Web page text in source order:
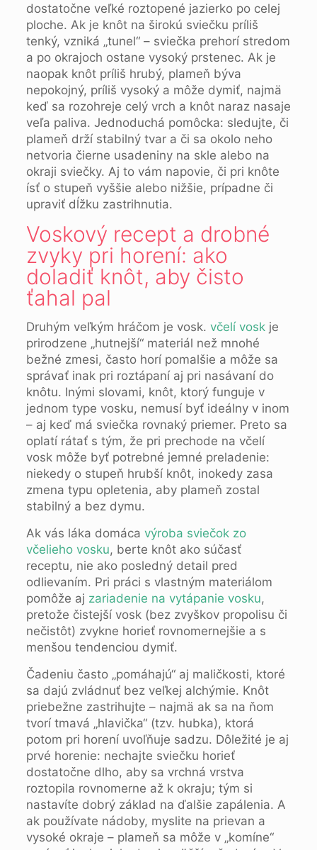
dostatočne veľké roztopené jazierko po celej
ploche. Ak je knôt na širokú sviečku príliš
tenký, vzniká „tunel“ – sviečka prehorí stredom
a po okrajoch ostane vysoký prstenec. Ak je
naopak knôt príliš hrubý, plameň býva
nepokojný, príliš vysoký a môže dymiť, najmä
keď sa rozohreje celý vrch a knôt naraz nasaje
veľa paliva. Jednoduchá pomôcka: sledujte, či
plameň drží stabilný tvar a či sa okolo neho
netvoria čierne usadeniny na skle alebo na
okraji sviečky. Aj to vám napovie, či pri knôte
ísť o stupeň vyššie alebo nižšie, prípadne či
upraviť dĺžku zastrihnutia.
Voskový recept a drobné
zvyky pri horení: ako
doladiť knôt, aby čisto
ťahal pal
Druhým veľkým hráčom je vosk. včelí voskje
prirodzene „hutnejší“ materiál než mnohé
bežné zmesi, často horí pomalšie a môže sa
správať inak pri roztápaní aj pri nasávaní do
knôtu. Inými slovami, knôt, ktorý funguje v
jednom type vosku, nemusí byť ideálny v inom
– aj keď má sviečka rovnaký priemer. Preto sa
oplatí rátať s tým, že pri prechode na včelí
vosk môže byť potrebné jemné preladenie:
niekedy o stupeň hrubší knôt, inokedy zasa
zmena typu opletenia, aby plameň zostal
stabilný a bez dymu.
Ak vás láka domáca výroba sviečok zo
včelieho vosku, berte knôt ako súčasť
receptu, nie ako posledný detail pred
odlievaním. Pri práci s vlastným materiálom
pomôže aj zariadenie na vytápanie vosku,
pretože čistejší vosk (bez zvyškov propolisu či
nečistôt) zvykne horieť rovnomernejšie a s
menšou tendenciou dymiť.
Čadeniu často „pomáhajú“ aj maličkosti, ktoré
sa dajú zvládnuť bez veľkej alchýmie. Knôt
priebežne zastrihujte – najmä ak sa na ňom
tvorí tmavá „hlavička“ (tzv. hubka), ktorá
potom pri horení uvoľňuje sadzu. Dôležité je aj
prvé horenie: nechajte sviečku horieť
dostatočne dlho, aby sa vrchná vrstva
roztopila rovnomerne až k okraju; tým si
nastavíte dobrý základ na ďalšie zapálenia. A
ak používate nádoby, myslite na prievan a
vysoké okraje – plameň sa môže v „komíne“